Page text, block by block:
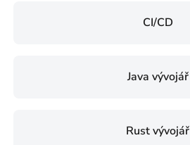
CI/CD
Java vývojář
Rust vývojář